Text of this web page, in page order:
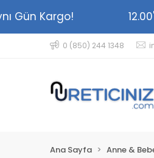
Gün Kargo!
0 (850) 244 1348
Ana Sayfa Anne &